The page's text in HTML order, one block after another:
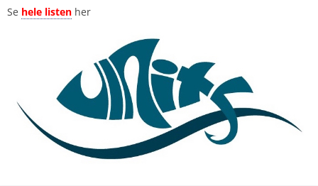
Se hele listen her